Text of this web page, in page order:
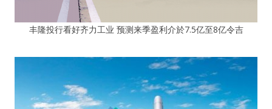
丰隆投行看好齐力工业 预测来季盈利介於7.5亿至8亿令吉